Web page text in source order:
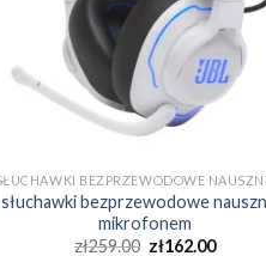
słuchawki bezprzewodowe
mikrofonem
zł259.00 zł162.00